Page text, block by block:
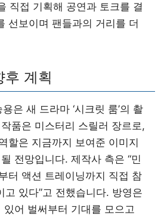
직접 기획해 공연과 토크를 결
선보이며 팬들과의 거리를 더
후 계획
은 새 드라마 ‘시크릿 룸’의 촬
품은 미스터리 스릴러 장르로,
할은 지금까지 보여준 이미지
전망입니다. 제작사 측은 “민
터 액션 트레이닝까지 직접 참
고 있다”고 전했습니다. 방영은
어 벌써부터 기대를 모으고